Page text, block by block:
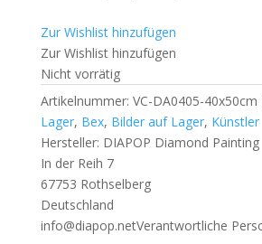
Zur Wishlist hinzufügen
Zur Wishlist hinzufügen
Nicht vorrätig
Artikelnummer: VC-DA0405-40x50cm
Lager, Bex, Bilder auf Lager, Künstler
Hersteller: DIAPOP Diamond Painting
In der Reih 7
67753 Rothselberg
Deutschland
info@diapop.netVerantwortliche